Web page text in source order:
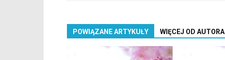
POWIĄZANE ARTYKUŁY WIĘCEJ OD AUTORA